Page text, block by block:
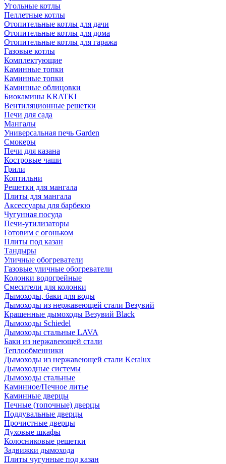
Угольные котлы
Пеллетные котлы
Отопительные котлы для дачи
Отопительные котлы для дома
Отопительные котлы для гаража
Газовые котлы
Комплектующие
Каминные топки
Каминные топки
Каминные облицовки
Биокамины KRATKI
Вентиляционные решетки
Печи для сада
Мангалы
Универсальная печь Garden
Смокеры
Печи для казана
Костровые чаши
Грили
Коптильни
Решетки для мангала
Плиты для мангала
Аксессуары для барбекю
Чугунная посуда
Печи-утилизаторы
Готовим с огоньком
Плиты под казан
Тандыры
Уличные обогреватели
Газовые уличные обогреватели
Колонки водогрейные
Смесители для колонки
Дымоходы, баки для воды
Дымоходы из нержавеющей стали Везувий
Крашенные дымоходы Везувий Black
Дымоходы Schiedel
Дымоходы стальные LAVA
Баки из нержавеющей стали
Теплообменники
Дымоходы из нержавеющей стали Keralux
Дымоходные системы
Дымоходы стальные
Каминное/Печное литье
Каминные дверцы
Печные (топочные) дверцы
Поддувальные дверцы
Прочистные дверцы
Духовые шкафы
Колосниковые решетки
Задвижки дымохода
Плиты чугунные под казан